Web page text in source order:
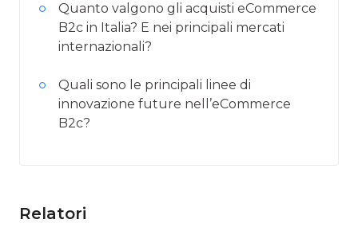
Quanto valgono gli acquisti eCommerce
B2c in Italia? E nei principali mercati
internazionali?
Quali sono le principali linee di
innovazione future nell’eCommerce
B2c?
Relatori